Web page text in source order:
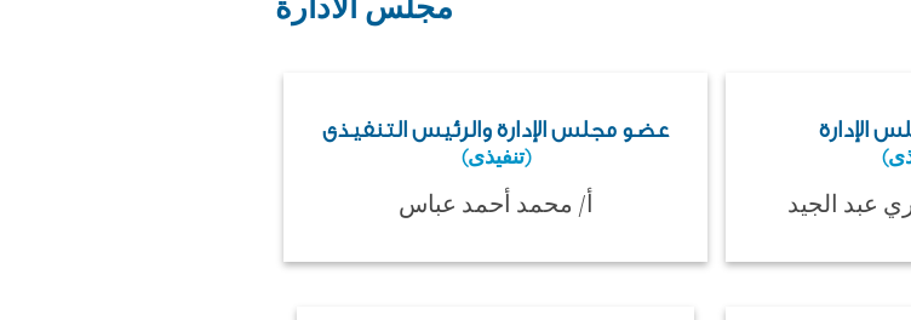
مجلس الادارة
الإدارة
عبد الجيد
عضو مجلس الإدارة والرئيس التنفيذى
(تنفيذى)
أ/ محمد أحمد عباس